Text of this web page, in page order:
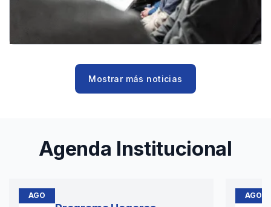
Mostrar más noticias
Agenda Institucional
AGO AGO